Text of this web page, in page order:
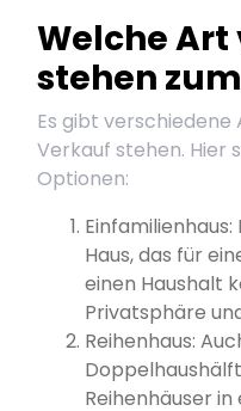
Welche Art
stehen
Es gibt verschiedene
Verkauf stehen. Hier
Optionen:
Haus, das für
einen Haushalt
Privatsphäre
Reihenhaus:
Reihenhäuser in